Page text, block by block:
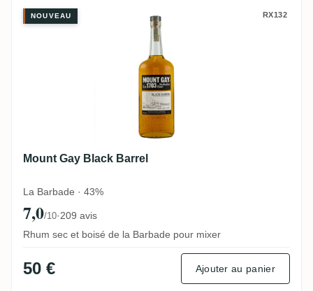
Mount Gay Black Barrel
NOUVEAU RX132
Mount Gay Black Barrel
La Barbade · 43%
7,0/10·209 avis
Rhum sec et boisé de la Barbade pour mixer
50 € Ajouter au panier